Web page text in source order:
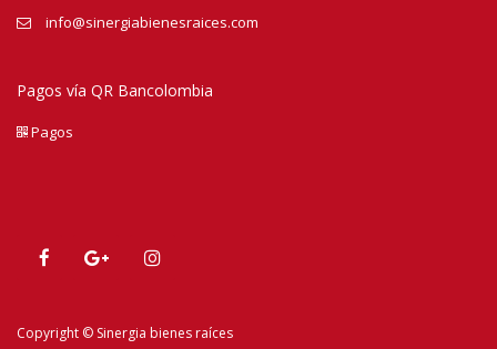
info@sinergiabienesraices.com
Pagos vía QR Bancolombia
Pagos
Copyright © Sinergia bienes raíces